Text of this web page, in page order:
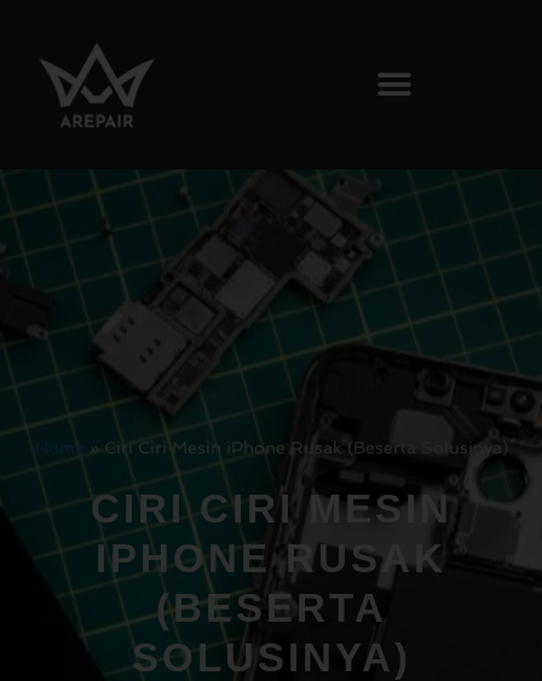
Home » Ciri Ciri Mesin iPhone Rusak (Beserta Solusinya)
CIRI CIRI MESIN
IPHONE RUSAK
(BESERTA
SOLUSINYA)